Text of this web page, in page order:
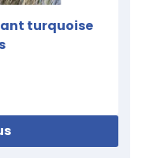
turquoise